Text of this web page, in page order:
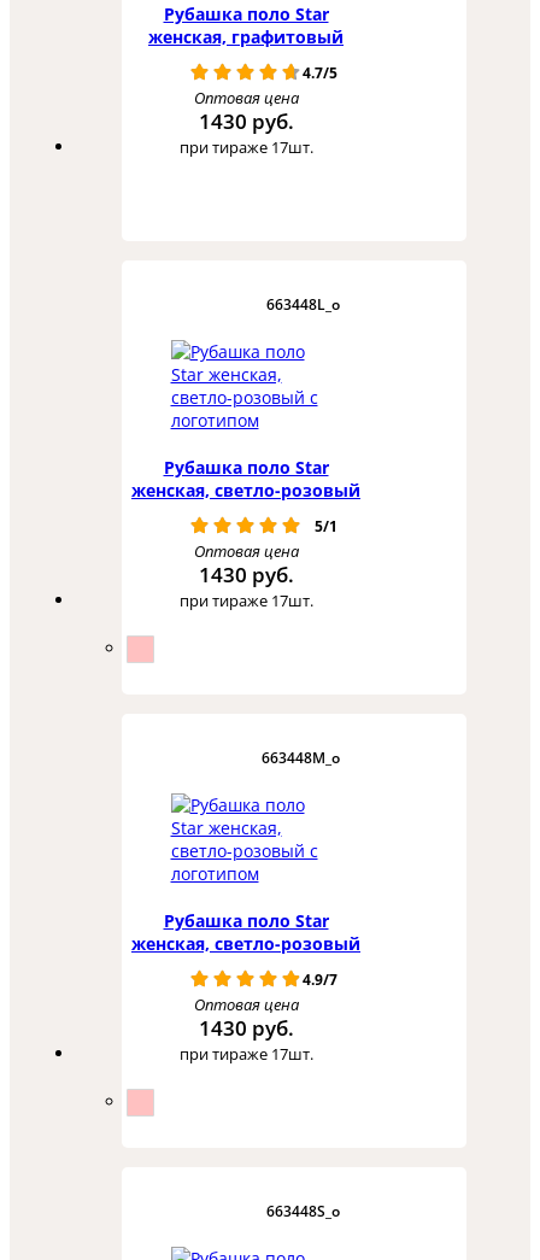
Рубашка поло Star
женская, графитовый
4.7/5
Оптовая цена
1430 руб.
при тираже 17шт.
663448L_o
Рубашка поло Star
женская, светло-розовый
5/1
Оптовая цена
1430 руб.
при тираже 17шт.
663448M_o
Рубашка поло Star
женская, светло-розовый
4.9/7
Оптовая цена
1430 руб.
при тираже 17шт.
663448S_o